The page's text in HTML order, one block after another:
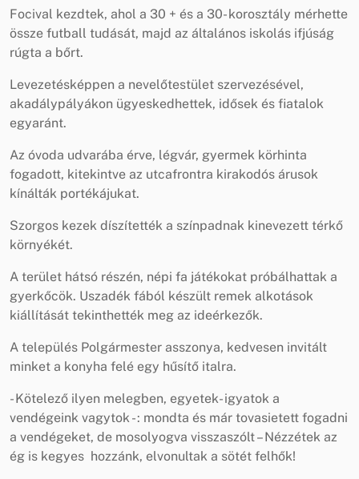
Focival kezdtek, ahol a 30 + és a 30- korosztály mérhette
össze futball tudását, majd az általános iskolás ifjúság
rúgta a bőrt.
Levezetésképpen a nevelőtestület szervezésével,
akadálypályákon ügyeskedhettek, idősek és fiatalok
egyaránt.
Az óvoda udvarába érve, légvár, gyermek körhinta
fogadott, kitekintve az utcafrontra kirakodós árusok
kínálták portékájukat.
Szorgos kezek díszítették a színpadnak kinevezett térkő
környékét.
A terület hátsó részén, népi fa játékokat próbálhattak a
gyerkőcök. Uszadék fából készült remek alkotások
kiállítását tekinthették meg az ideérkezők.
A település Polgármester asszonya, kedvesen invitált
minket a konyha felé egy hűsítő italra.
- Kötelező ilyen melegben, egyetek- igyatok a
vendégeink vagytok - : mondta és már tovasietett fogadni
a vendégeket, de mosolyogva visszaszólt – Nézzétek az
ég is kegyes hozzánk, elvonultak a sötét felhők!